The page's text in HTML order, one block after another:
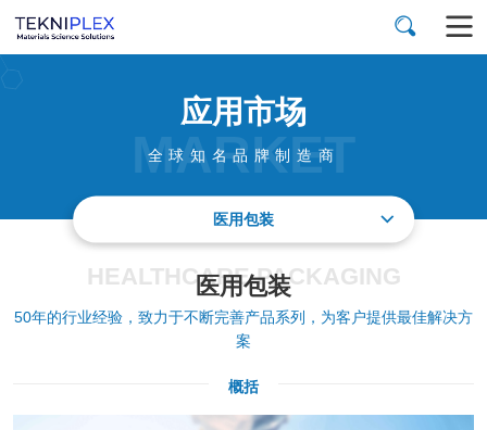
应用市场
全球知名品牌制造商
MARKET
医用包装
HEALTHCARE PACKAGING
医用包装
50年的行业经验，致力于不断完善产品系列，为客户提供最佳解决方
案
概括